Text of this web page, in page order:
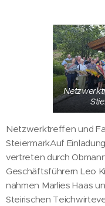
Netzwerktreffen und
SteiermarkAuf
vertreten durch
Geschäftsführern Leo
nahmen Marlies Haas
Steirischen